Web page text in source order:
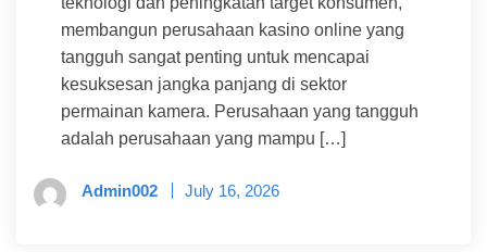
membangun perusahaan kasino online yang
tangguh sangat penting untuk mencapai
kesuksesan jangka panjang di sektor
permainan kamera. Perusahaan yang tangguh
adalah perusahaan yang mampu […]
Admin002 July 16, 2026